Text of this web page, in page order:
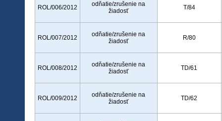
ROL/006/2012
odňatie/zrušenie na
žiadosť
T/84
ROL/007/2012
odňatie/zrušenie na
žiadosť
R/80
ROL/008/2012
odňatie/zrušenie na
žiadosť
TD/61
ROL/009/2012
odňatie/zrušenie na
žiadosť
TD/62